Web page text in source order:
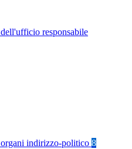
responsabile
indirizzo-politico 8